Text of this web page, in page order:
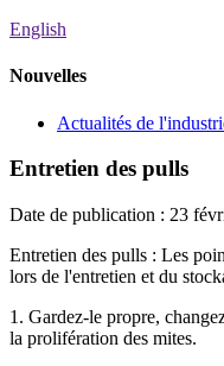
English
Nouvelles
Actualités de
Entretien des pulls
Date de publication : 23
Entretien des pulls : Les
lors de l'entretien et du
1. Gardez-le propre,
la prolifération des mites.